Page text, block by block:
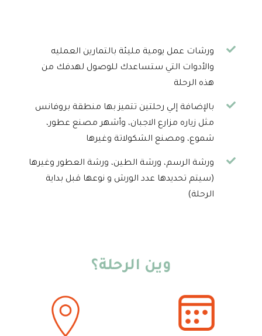
ورشات عمل يومية مليئة بالتمارين العمليه
والأدوات التي ستساعدك للوصول لهدفك من
هذه الرحلة
بالإضافة إلي رحلتين تتميز بها منطقة بروفانس
مثل زياره مزارع الاجبان، وأشهر مصنع عطور،
شموع، ومصنع الشكولاتة وغيرها
ورشة الرسم، ورشة الطين، ورشة العطور وغيرها
(سيتم تحديدها عدد الورش و نوعها قبل بداية
الرحلة)
وين الرحلة؟